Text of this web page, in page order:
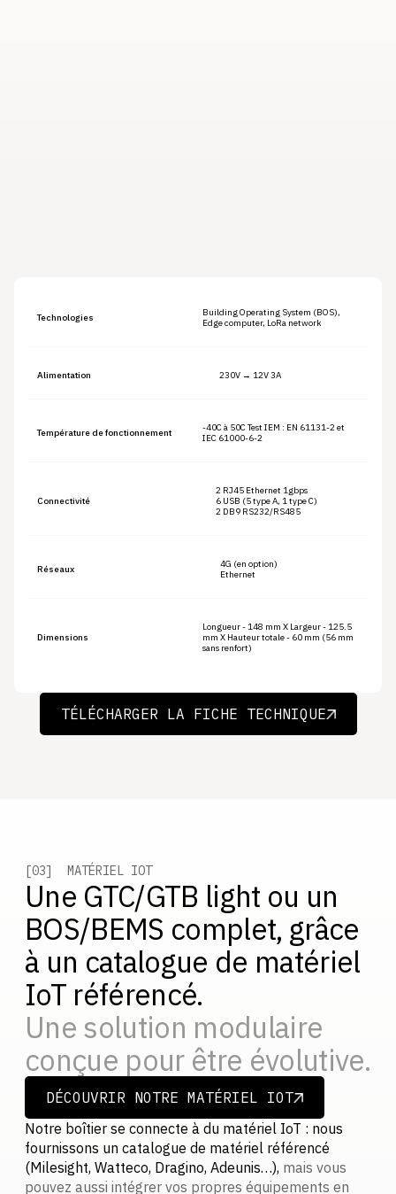
Technologies
Building Operating System (BOS),
Edge computer, LoRa network
Alimentation 230V → 12V 3A
Température de fonctionnement
-40C à 50C Test IEM : EN 61131-2 et
IEC 61000-6-2
Connectivité
2 RJ45 Ethernet 1gbps
6 USB (5 type A, 1 type C)
2 DB9 RS232/RS485
Réseaux
4G (en option)
Ethernet
Dimensions
Longueur - 148 mm X Largeur - 125.5
mm X Hauteur totale - 60 mm (56 mm
sans renfort)
TÉLÉCHARGER LA FICHE TECHNIQUE
TÉLÉCHARGER LA FICHE TECHNIQUE
[03] MATÉRIEL IOT
Une GTC/GTB light ou un
BOS/BEMS complet, grâce
à un catalogue de matériel
IoT référencé.
Une solution modulaire
conçue pour être évolutive.
DÉCOUVRIR NOTRE MATÉRIEL IOT
DÉCOUVRIR NOTRE MATÉRIEL IOT
Notre boîtier se connecte à du matériel IoT : nous
fournissons un catalogue de matériel référencé
(Milesight, Watteco, Dragino, Adeunis…), mais vous
pouvez aussi intégrer vos propres équipements en